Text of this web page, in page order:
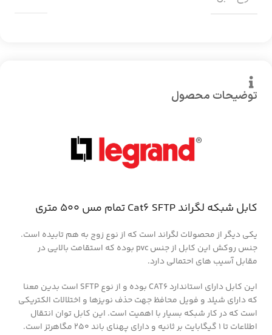
توضیحات محصول
کابل شبکه لگراند Cat6 SFTP تمام مس 500 متری
یکی دیگر از محصولات لگراند است که از نوع زوج به هم تابیده است.
جنس روکش این کابل از جنس pvc بوده که استقامت بالایی در
مقابل آسیب های احتمالی دارد.
این کابل دارای استاندارد CAT6 بوده و از نوع SFTP است بدین معنا
که دارای شیلد و فویل محافظ جهت حذف نویزها و اختلالات الکتریکی
است که در کار شبکه بسیار با اهمیت است. این کابل توان انتقال
اطلاعات تا 1 گیگابایت بر ثانیه و دارای پهنای باند 250 مگاهرتز است.